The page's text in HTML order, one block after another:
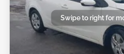
Swipe to right for